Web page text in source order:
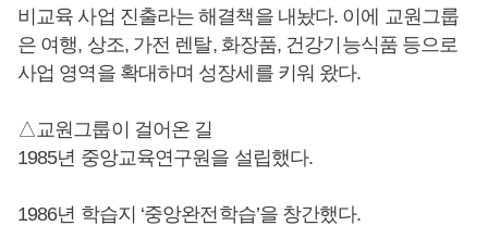
비교육 사업 진출라는 해결책을 내놨다. 이에 교원그룹
은 여행, 상조, 가전 렌탈, 화장품, 건강기능식품 등으로
사업 영역을 확대하며 성장세를 키워 왔다.
△교원그룹이 걸어온 길
1985년 중앙교육연구원을 설립했다.
1986년 학습지 ‘중앙완전학습’을 창간했다.